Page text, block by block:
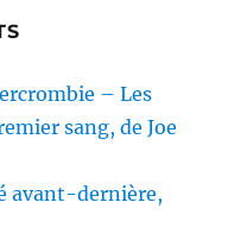
– Les
sang, de Joe
avant-dernière,